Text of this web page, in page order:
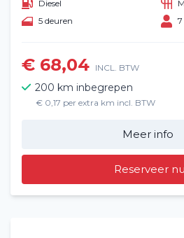
Veelgestelde
Vacatures
Filialen
Diesel
5 deuren
€ 68,04 INCL. BTW
200 km inbegrepen
€ 0,17 per extra km incl. BTW
Meer info
Reserveer nu